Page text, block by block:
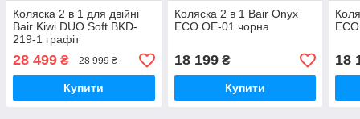
Коляска 2 в 1 для двійні
Bair Kiwi DUO Soft BKD-
219-1 графіт
28 499 ₴ 28 999 ₴
Купити
Коляска 2 в 1 Bair Onyx
ECO OE-01 чорна
18 199₴
Купити
18